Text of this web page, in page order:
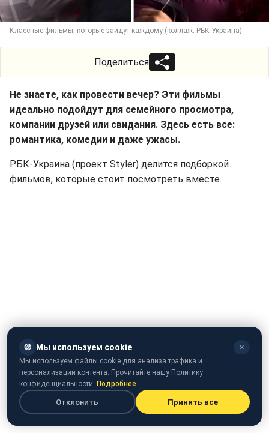
Классные фильмы, которые зайдут каждому (коллаж: РБК-Украина)
Поделиться
Не знаете, как провести вечер? Эти фильмы
идеально подойдут для семейного просмотра,
компании друзей или свидания. Здесь есть все:
романтика, комедии и даже ужасы.
РБК-Украина (проект Styler) делится подборкой
фильмов, которые стоит посмотреть вместе.
🍪 Мы используем cookie ✕
Мы используем файлы cookie для анализа трафика и
персонализации контента. Прочитайте нашу Политику
конфиденциальности. Подробнее
Отклонить Принять все